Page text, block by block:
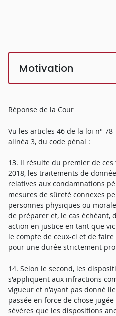
Motivation
Réponse de la Cour
Vu les articles 46 de la loi n°
alinéa 3, du code pénal :
13. Il résulte du premier de
2018, les traitements de
relatives aux condamnations
mesures de sûreté connexes
personnes physiques ou
de préparer et, le cas échéant,
action en justice en tant que
le compte de ceux-ci et de
pour une durée strictement
14. Selon le second, les
s'appliquent aux infractions
vigueur et n'ayant pas donné
passée en force de chose
sévères que les dispositions